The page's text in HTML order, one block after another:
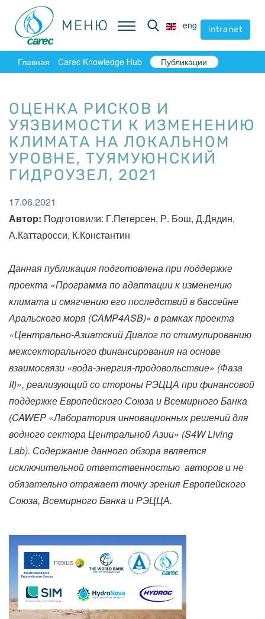
МЕНЮ eng intranet
МЕНЮ eng intranet
Главная Carec Knowledge Hub Публикации
ОЦЕНКА РИСКОВ И
УЯЗВИМОСТИ К ИЗМЕНЕНИЮ
КЛИМАТА НА ЛОКАЛЬНОМ
УРОВНЕ, ТУЯМУЮНСКИЙ
ГИДРОУЗЕЛ, 2021
17.06.2021
Автор: Подготовили: Г.Петерсен, Р. Бош, Д.Дядин,
А.Каттаросси, К.Константин
Данная публикация подготовлена при поддержке
проекта «Программа по адаптации к изменению
климата и смягчению его последствий в бассейне
Аральского моря (CAMP4ASB)» в рамках проекта
«Центрально-Азиатский Диалог по стимулированию
межсекторального финансирования на основе
взаимосвязи «вода-энергия-продовольствие» (Фаза
II)», реализующий со стороны РЭЦЦА при финансовой
поддержке Европейского Союза и Всемирного Банка
(CAWEP «Лаборатория инновационных решений для
водного сектора Центральной Азии» (S4W Living
Lab). Содержание данного обзора является
исключительной ответственностью авторов и не
обязательно отражает точку зрения Европейского
Союза, Всемирного Банка и РЭЦЦА.